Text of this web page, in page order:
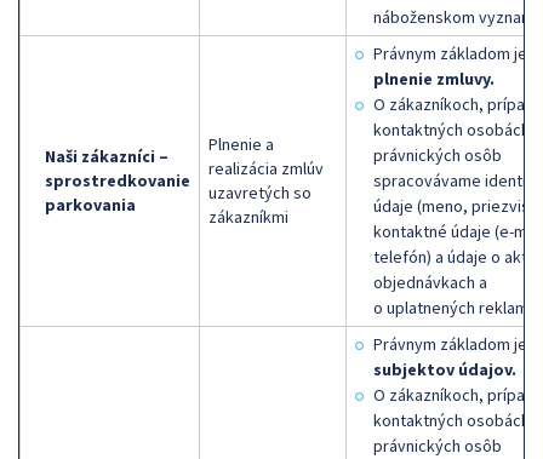
náboženskom vyznaní).
Naši zákazníci –
sprostredkovanie
parkovania
Plnenie a
realizácia zmlúv
uzavretých so
zákazníkmi
Právnym základom je
plnenie zmluvy.
O zákazníkoch,
kontaktných osobách
právnických osôb
spracovávame
údaje (meno,
kontaktné údaje (e-
telefón) a údaje o
objednávkach a
o uplatnených
Právnym základom je
subjektov údajov.
O zákazníkoch,
kontaktných osobách
právnických osôb